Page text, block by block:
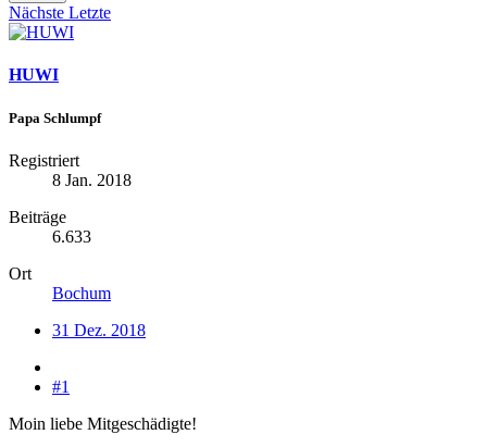
Nächste Letzte
HUWI
Papa Schlumpf
Registriert
8 Jan. 2018
Beiträge
6.633
Ort
Bochum
31 Dez. 2018
#1
Moin liebe Mitgeschädigte!